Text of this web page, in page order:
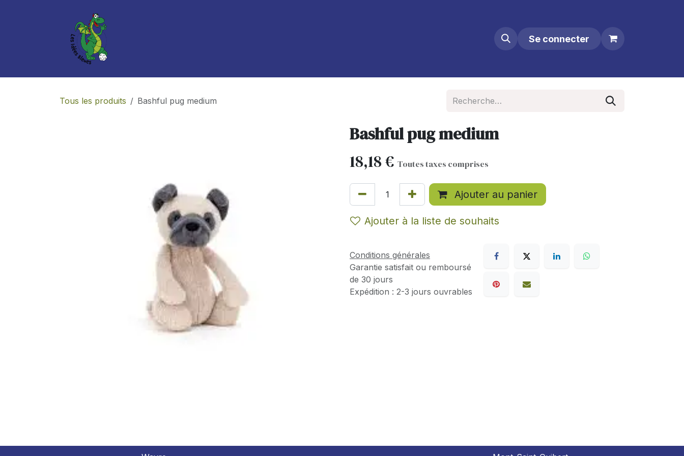
Se connecter
Tous les produits Bashful pug medium
Bashful pug medium
18,18€ Toutes taxes comprises
Ajouter au panier
Ajouter à la liste de souhaits
Conditions générales
Garantie satisfait ou remboursé
de 30 jours
Expédition : 2-3 jours ouvrables